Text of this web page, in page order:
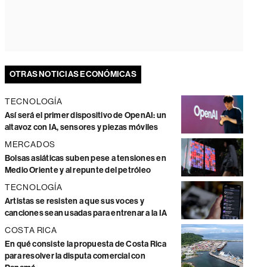
OTRAS NOTICIAS ECONÓMICAS
TECNOLOGÍA
Así será el primer dispositivo de OpenAI: un
altavoz con IA, sensores y piezas móviles
MERCADOS
Bolsas asiáticas suben pese a tensiones en
Medio Oriente y al repunte del petróleo
TECNOLOGÍA
Artistas se resisten a que sus voces y
canciones sean usadas para entrenar a la IA
COSTA RICA
En qué consiste la propuesta de Costa Rica
para resolver la disputa comercial con